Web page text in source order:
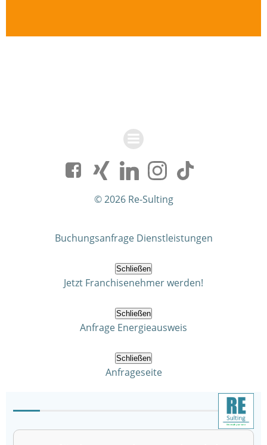
© 2026 Re-Sulting
Buchungsanfrage Dienstleistungen
Schließen
Jetzt Franchisenehmer werden!
Schließen
Anfrage Energieausweis
Schließen
Anfrageseite